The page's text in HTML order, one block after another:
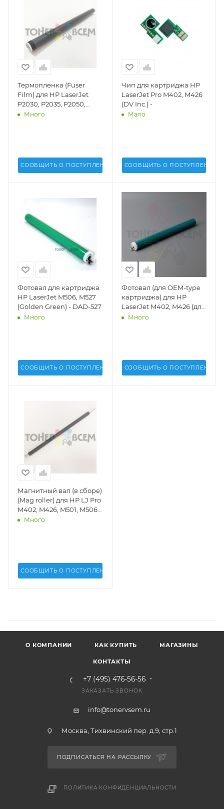
Термопленка (Fuser
Film) для HP LaserJet
P2030, P2035, P2050,
P2055 (DV Inc.) - FF-DV-
Много
СООБЩИТЬ О ПОСТУПЛЕНИИ
Чип для картриджа HP
LaserJet Pro M402, M426
(DV Inc.) -
Мало
СООБЩИТЬ О ПОСТУПЛЕНИИ
Фотовал для картриджа
HP LaserJet M506, M527
(Golden Green) - DAD-527
Много
СООБЩИТЬ О ПОСТУПЛЕНИИ
Фотовал (для OEM-type
картриджа) для HP
LaserJet M402, M426 (для
OEM-type картриджа)
Много
СООБЩИТЬ О ПОСТУПЛЕНИИ
Магнитный вал (в сборе)
(Mag roller) для HP LJ Pro
M402, M426, M501, M506,
M527 (CF226, CF228,
Много
СООБЩИТЬ О ПОСТУПЛЕНИИ
О КОМПАНИИ КАК КУПИТЬ МАГАЗИНЫ
КОНТАКТЫ
+7 (495) 476-56-56
ЗАКАЗАТЬ ЗВОНОК
info@tonervsem.ru
Москва, Тихвинский пер. д.9, стр.1
ПОДПИСАТЬСЯ НА РАССЫЛКУ
ПОЛИТИКА КОНФИДЕНЦИАЛЬНОСТИ